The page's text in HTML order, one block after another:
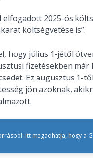
2025-ös
költségvetése is”.
hogy július 1-jétől
fizetésekben már
Ez augusztus 1-
jön azoknak,
itt megadhatja, hogy a